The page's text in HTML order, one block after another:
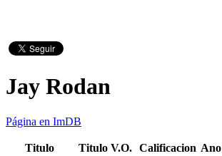
Jay Rodan
Página en ImDB
Titulo Titulo V.O. Calificacion Ano